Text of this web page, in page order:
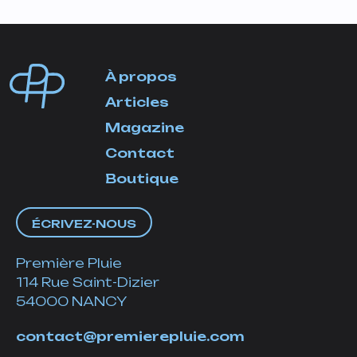
À propos
Articles
Magazine
Contact
Boutique
ÉCRIVEZ-NOUS
Première Pluie
114 Rue Saint-Dizier
54000 NANCY
contact@premierepluie.com